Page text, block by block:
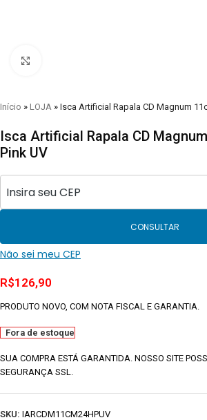
Início » LOJA » Isca Artificial Rapala CD Magnum
Isca Artificial Rapala CD
Pink UV
CONSULTAR
Não sei meu CEP
R$126,90
PRODUTO NOVO, COM NOTA FISCAL E GARANTIA.
Fora de estoque
SUA COMPRA ESTÁ GARANTIDA. NOSSO SITE
SEGURANÇA SSL.
SKU: IARCDM11CM24HPUV